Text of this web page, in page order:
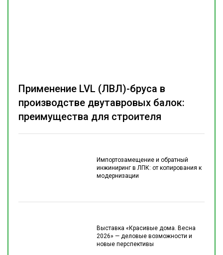
Импортозамещение и обратный
инжиниринг в ЛПК: от копирования к
модернизации
Выставка «Красивые дома. Весна
2026» — деловые возможности и
новые перспективы
Применение LVL (ЛВЛ)-бруса в
производстве двутавровых балок:
преимущества для строителя